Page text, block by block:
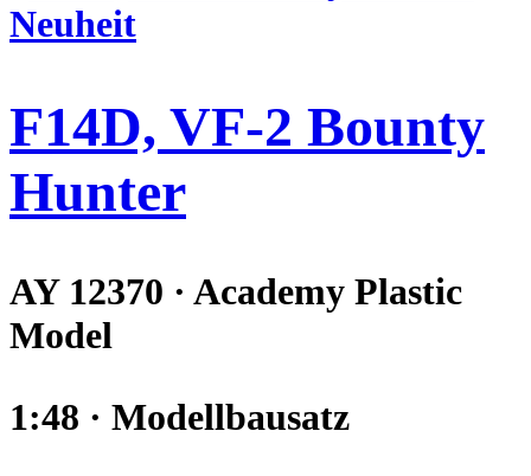
Neuheit
F14D, VF-2 Bounty
Hunter
AY 12370 · Academy Plastic
Model
1:48 · Modellbausatz